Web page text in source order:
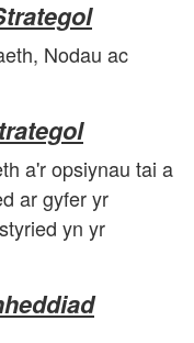
Nodau ac
a'r opsiynau tai a
ar gyfer yr
yn yr